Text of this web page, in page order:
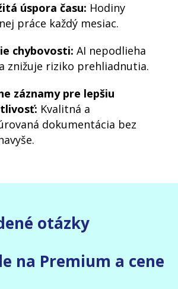
úspora času: Hodiny
práce každý mesiac.
chybovosti: AI nepodlieha
znižuje riziko prehliadnutia.
záznamy pre lepšiu
Kvalitná a
dokumentácia bez
otázky
na Premium a cene